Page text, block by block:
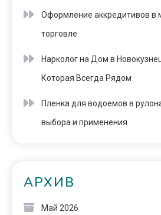
Оформление аккредитивов в
торговле
Нарколог на Дом в
Которая Всегда Рядом
Пленка для водоемов в
выбора и применения
АРХИВ
Май 2026